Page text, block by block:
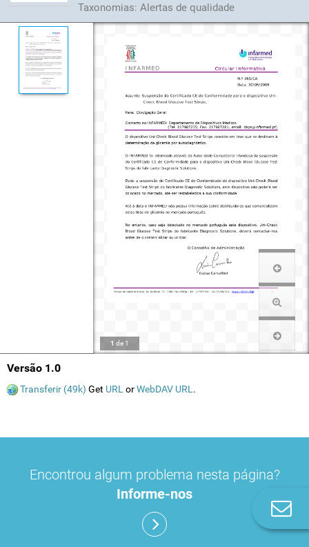
Taxonomias: Alertas de qualidade
1 de 1
Versão 1.0
Transferir (49k) Get URL orWebDAV URL .
Encontrou algum problema nesta página?
Informe-nos